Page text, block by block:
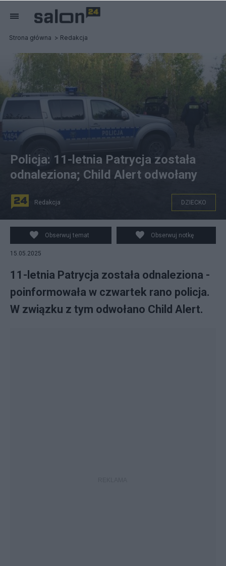
Strona główna Redakcja
Policja: 11-letnia Patrycja została
odnaleziona; Child Alert odwołany
Redakcja DZIECKO
Obserwuj temat Obserwuj notkę
15.05.2025
11-letnia Patrycja została odnaleziona -
poinformowała w czwartek rano policja.
W związku z tym odwołano Child Alert.